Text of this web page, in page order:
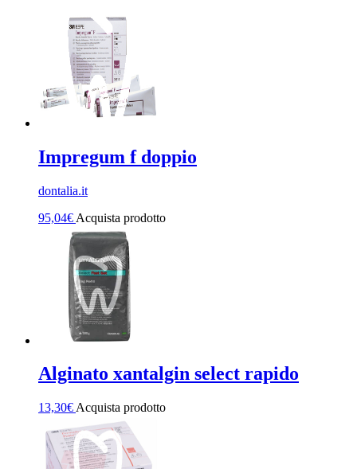
Impregum f doppio
dontalia.it
95,04€ Acquista prodotto
Alginato xantalgin select rapido
13,30€ Acquista prodotto